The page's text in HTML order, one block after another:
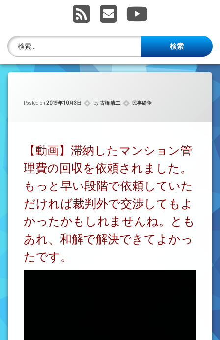
株主名簿管理人
ご相談について
法律を勉強しよう
司法書士資格者・受験生募集中
RSSメールアドレス
YouTube
検索:
Posted on 2019年10月3日 by古橋 清二 カテゴリー:
民事紛争
【動画】滞納したマンション管
理費の回収を依頼されました。
もっと早い段階で依頼していた
だければ裁判外で交渉してもよ
かったかもしれませんね。とも
あれ、和解で解決できてよかっ
たです。